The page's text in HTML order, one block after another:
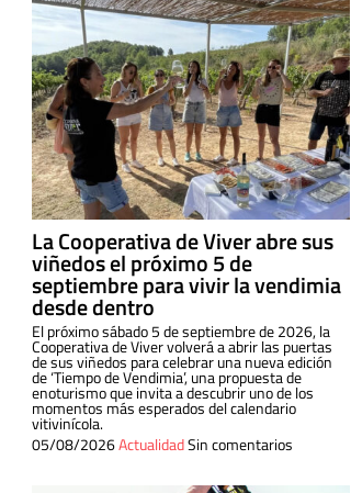
La Cooperativa de Viver abre sus
viñedos el próximo 5 de
septiembre para vivir la vendimia
desde dentro
El próximo sábado 5 de septiembre de 2026, la
Cooperativa de Viver volverá a abrir las puertas
de sus viñedos para celebrar una nueva edición
de ‘Tiempo de Vendimia’, una propuesta de
enoturismo que invita a descubrir uno de los
momentos más esperados del calendario
vitivinícola.
05/08/2026ActualidadSin comentarios